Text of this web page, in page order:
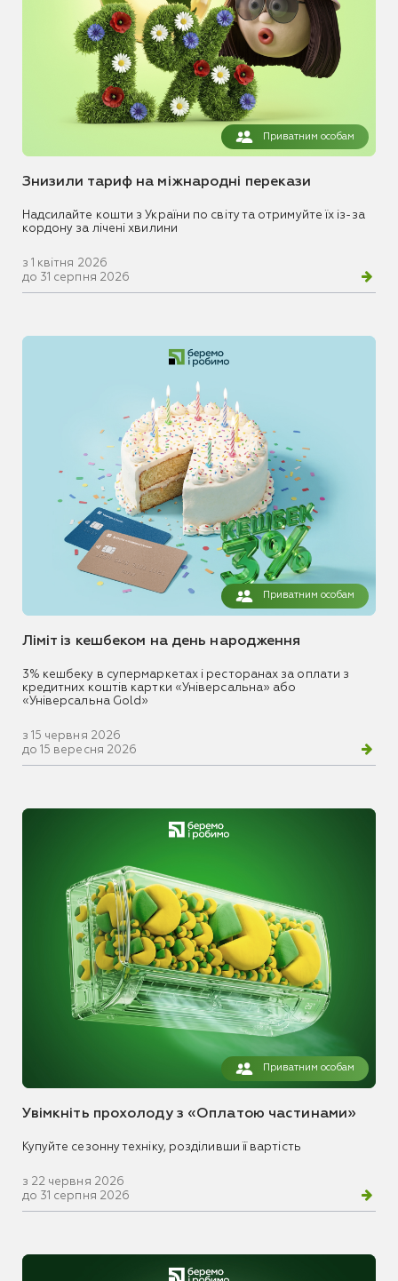
Приватним особам
Знизили тариф на міжнародні перекази
Надсилайте кошти з України по світу та отримуйте їх із-за
кордону за лічені хвилини
з 1 квітня 2026
до 31 серпня 2026
Приватним особам
Ліміт із кешбеком на день народження
3% кешбеку в супермаркетах і ресторанах за оплати з
кредитних коштів картки «Універсальна» або
«Універсальна Gold»
з 15 червня 2026
до 15 вересня 2026
Приватним особам
Увімкніть прохолоду з «Оплатою частинами»
Купуйте сезонну техніку, розділивши її вартість
з 22 червня 2026
до 31 серпня 2026